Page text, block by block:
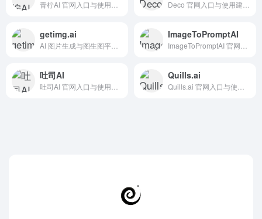
getimg.ai ImageToPromptAI
吐司AI Quills.ai